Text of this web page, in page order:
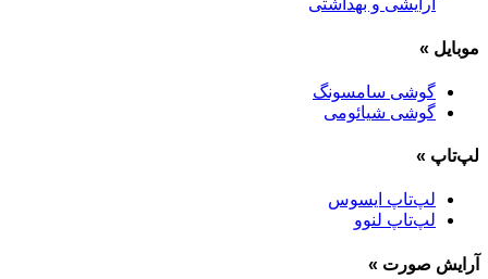
آرایشی و بهداشتی
موبایل »
گوشی سامسونگ
گوشی شیائومی
لپ‌تاپ »
لپ‌تاپ ایسوس
لپ‌تاپ لنوو
آرایش صورت »